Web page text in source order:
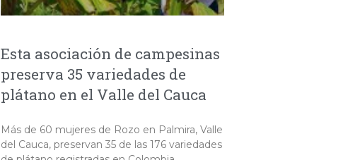
Esta asociación de campesinas
preserva 35 variedades de
plátano en el Valle del Cauca
Más de 60 mujeres de Rozo en Palmira, Valle
del Cauca, preservan 35 de las 176 variedades